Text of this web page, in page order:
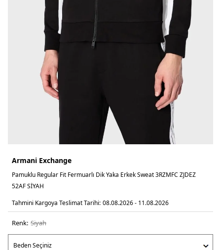
Armani Exchange
Pamuklu Regular Fit Fermuarlı Dik Yaka Erkek Sweat 3RZMFC ZJDEZ
52AF SİYAH
Tahmini Kargoya Teslimat Tarihi: 08.08.2026 - 11.08.2026
Renk: si̇yah